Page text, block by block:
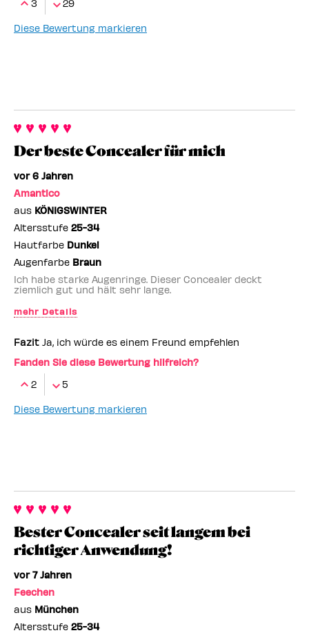
3
29
Diese Bewertung markieren
Der beste Concealer für mich
vor 6 Jahren
Amantico
aus KÖNIGSWINTER
Altersstufe 25-34
Hautfarbe Dunkel
Augenfarbe Braun
Ich habe starke Augenringe. Dieser Concealer deckt
ziemlich gut und hält sehr lange.
mehr Details
Fazit Ja, ich würde es einem Freund empfehlen
Fanden Sie diese Bewertung hilfreich?
2
5
Diese Bewertung markieren
Bester Concealer seit langem bei
richtiger Anwendung!
vor 7 Jahren
Feechen
aus München
Altersstufe 25-34